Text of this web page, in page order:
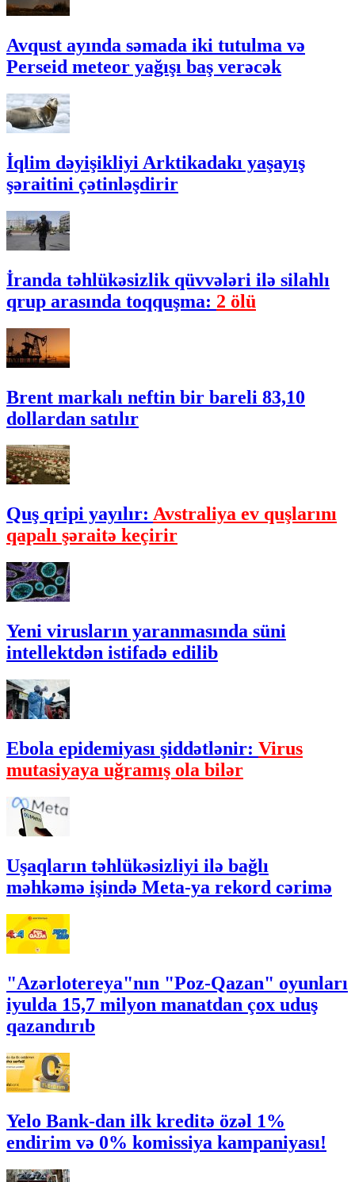
Avqust ayında səmada iki tutulma və
Perseid meteor yağışı baş verəcək
İqlim dəyişikliyi Arktikadakı yaşayış
şəraitini çətinləşdirir
İranda təhlükəsizlik qüvvələri ilə silahlı
qrup arasında toqquşma: 2 ölü
Brent markalı neftin bir bareli 83,10
dollardan satılır
Quş qripi yayılır: Avstraliya ev quşlarını
qapalı şəraitə keçirir
Yeni virusların yaranmasında süni
intellektdən istifadə edilib
Ebola epidemiyası şiddətlənir: Virus
mutasiyaya uğramış ola bilər
Uşaqların təhlükəsizliyi ilə bağlı
məhkəmə işində Meta-ya rekord cərimə
"Azərlotereya"nın "Poz-Qazan" oyunları
iyulda 15,7 milyon manatdan çox uduş
qazandırıb
Yelo Bank-dan ilk kreditə özəl 1%
endirim və 0% komissiya kampaniyası!